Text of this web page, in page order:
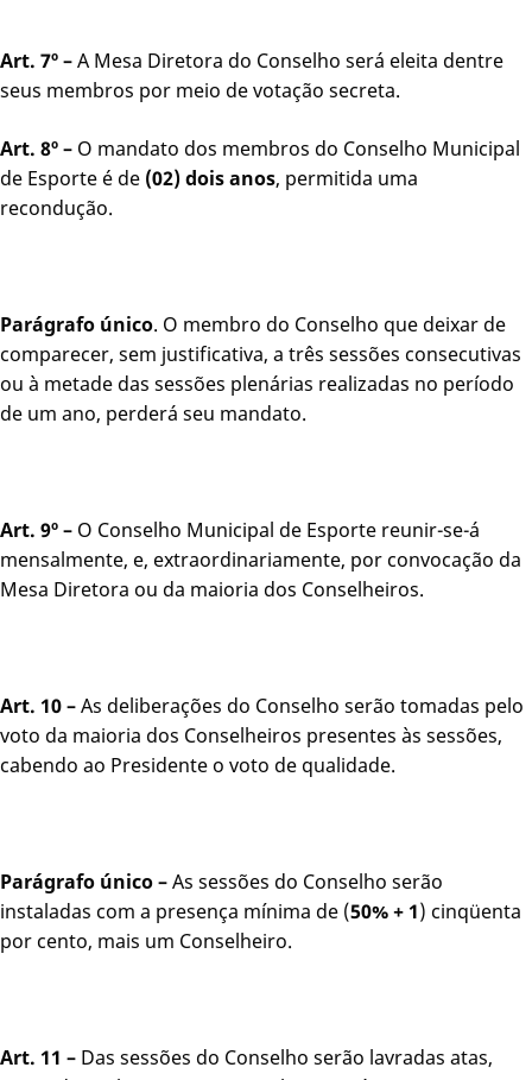
Art. 7º –A Mesa Diretora do Conselho será eleita dentre
seus membros por meio de votação secreta.
Art. 8º – O mandato dos membros do Conselho Municipal
de Esporte é de (02) dois anos, permitida uma
recondução.
Parágrafo único. O membro do Conselho que deixar de
comparecer, sem justificativa, a três sessões consecutivas
ou à metade das sessões plenárias realizadas no período
de um ano, perderá seu mandato.
Art. 9º – O Conselho Municipal de Esporte reunir-se-á
mensalmente, e, extraordinariamente, por convocação da
Mesa Diretora ou da maioria dos Conselheiros.
Art. 10 –As deliberações do Conselho serão tomadas pelo
voto da maioria dos Conselheiros presentes às sessões,
cabendo ao Presidente o voto de qualidade.
Parágrafo único –As sessões do Conselho serão
instaladas com a presença mínima de (50% + 1) cinqüenta
por cento, mais um Conselheiro.
Art. 11 – Das sessões do Conselho serão lavradas atas,